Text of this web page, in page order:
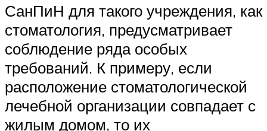
СанПиН для такого учреждения, как
стоматология, предусматривает
соблюдение ряда особых
требований. К примеру, если
расположение стоматологической
лечебной организации совпадает с
жилым домом, то их